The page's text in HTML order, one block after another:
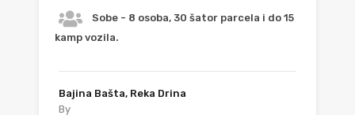
Sobe - 8 osoba, 30 šator parcela i do 15
kamp vozila.
Bajina Bašta, Reka Drina
By